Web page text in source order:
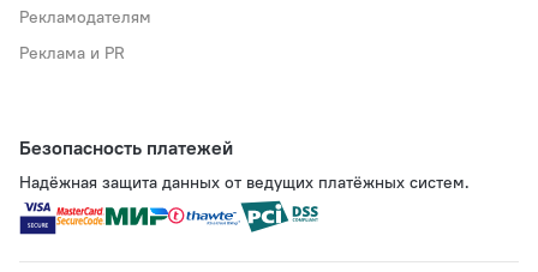
Рекламодателям
Реклама и PR
Безопасность платежей
Надёжная защита данных от ведущих платёжных систем.